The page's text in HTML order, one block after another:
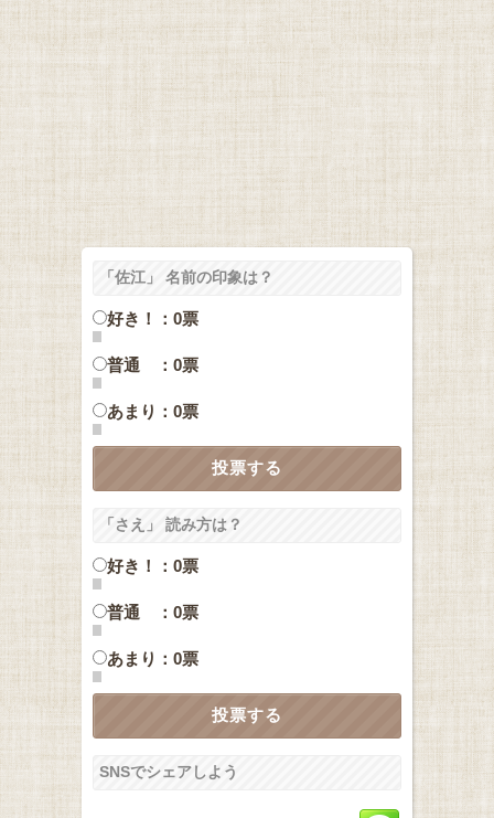
「佐江」 名前の印象は？
好き！：0票
普通 ：0票
あまり：0票
「さえ」 読み方は？
好き！：0票
普通 ：0票
あまり：0票
SNSでシェアしよう